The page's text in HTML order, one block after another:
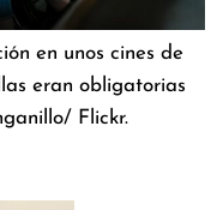
en unos cines de
eran obligatorias
Flickr.